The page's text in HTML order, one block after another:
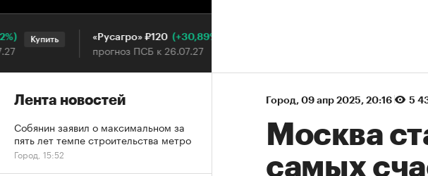
Город⁠, 09 апр 2025, 20:16 5
Москва
самых
Купить «Русагро» ₽120 (+30,89%)
прогноз ПСБ к 26.07.27
Лента новостей
Собянин заявил о максимальном за
пять лет темпе строительства метро
Город, 15:52